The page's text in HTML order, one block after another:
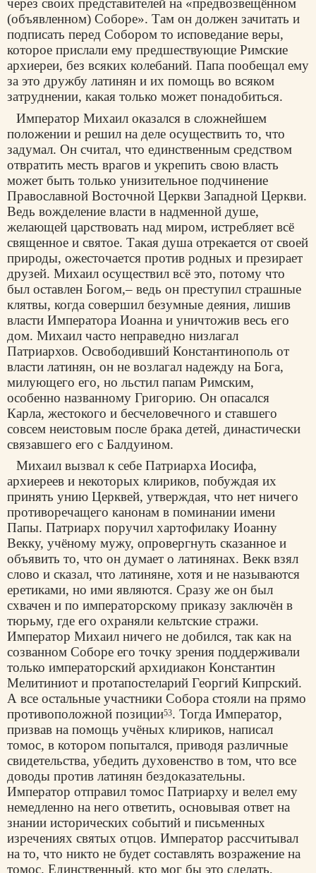
через своих представителей на «предвозвещённом
(объявленном) Соборе». Там он должен зачитать и
подписать перед Собором то исповедание веры,
которое прислали ему предшествующие Римские
архиереи, без всяких колебаний. Папа пообещал ему
за это дружбу латинян и их помощь во всяком
затруднении, какая только может понадобиться.
Император Михаил оказался в сложнейшем
положении и решил на деле осуществить то, что
задумал. Он считал, что единственным средством
отвратить месть врагов и укрепить свою власть
может быть только унизительное подчинение
Православной Восточной Церкви Западной Церкви.
Ведь вожделение власти в надменной душе,
желающей царствовать над миром, истребляет всё
священное и святое. Такая душа отрекается от своей
природы, ожесточается против родных и презирает
друзей. Михаил осуществил всё это, потому что
был оставлен Богом,– ведь он преступил страшные
клятвы, когда совершил безумные деяния, лишив
власти Императора Иоанна и уничтожив весь его
дом. Михаил часто неправедно низлагал
Патриархов. Освободивший Константинополь от
власти латинян, он не возлагал надежду на Бога,
милующего его, но льстил папам Римским,
особенно названному Григорию. Он опасался
Карла, жестокого и бесчеловечного и ставшего
совсем неистовым после брака детей, династически
связавшего его с Балдуином.
Михаил вызвал к себе Патриарха Иосифа,
архиереев и некоторых клириков, побуждая их
принять унию Церквей, утверждая, что нет ничего
противоречащего канонам в поминании имени
Папы. Патриарх поручил хартофилаку Иоанну
Векку, учёному мужу, опровергнуть сказанное и
объявить то, что он думает о латинянах. Векк взял
слово и сказал, что латиняне, хотя и не называются
еретиками, но ими являются. Сразу же он был
схвачен и по императорскому приказу заключён в
тюрьму, где его охраняли кельтские стражи.
Император Михаил ничего не добился, так как на
созванном Соборе его точку зрения поддерживали
только императорский архидиакон Константин
Мелитиниот и протапостеларий Георгий Кипрский.
А все остальные участники Собора стояли на прямо
противоположной позиции53. Тогда Император,
призвав на помощь учёных клириков, написал
томос, в котором попытался, приводя различные
свидетельства, убедить духовенство в том, что все
доводы против латинян бездоказательны.
Император отправил томос Патриарху и велел ему
немедленно на него ответить, основывая ответ на
знании исторических событий и письменных
изречениях святых отцов. Император рассчитывал
на то, что никто не будет составлять возражение на
томос. Единственный, кто мог бы это сделать,